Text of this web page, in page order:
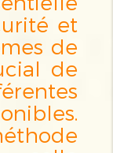
et
de
de